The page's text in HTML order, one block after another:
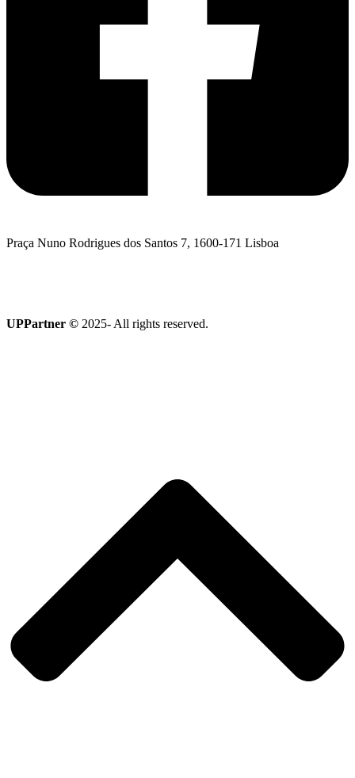
Praça Nuno Rodrigues dos Santos 7, 1600-171 Lisboa
UPPartner © 2025- All rights reserved.